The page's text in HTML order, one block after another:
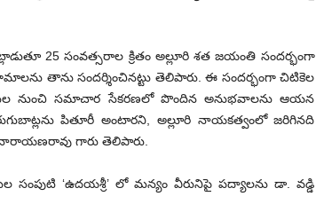
25 సంవత్సరాల క్రితం అల్లూరి శత జయంతి సందర్భంగా
తాను సందర్శించినట్టు తెలిపారు. ఈ సందర్భంగా చిటికెల
నుంచి సమాచార సేకరణలో పొందిన అనుభవాలను ఆయన
పితూరీ అంటారని, అల్లూరి నాయకత్వంలో జరిగినది
గారు తెలిపారు.
సంపుటి ‘ఉదయశ్రీ’ లో మన్యం వీరునిపై పద్యాలను డా. వడ్డి